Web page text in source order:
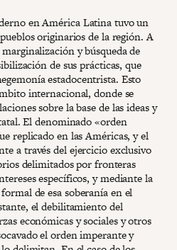
en América Latina tuvo un
originarios de la región. A
y búsqueda de
de sus prácticas, que
estadocentrista. Esto
internacional, donde se
sobre la base de las ideas y
El denominado «orden
replicado en las Américas, y el
a través del ejercicio exclusivo
delimitados por fronteras
específicos, y mediante la
de esa soberanía en el
el debilitamiento del
económicas y sociales y otros
el orden imperante y